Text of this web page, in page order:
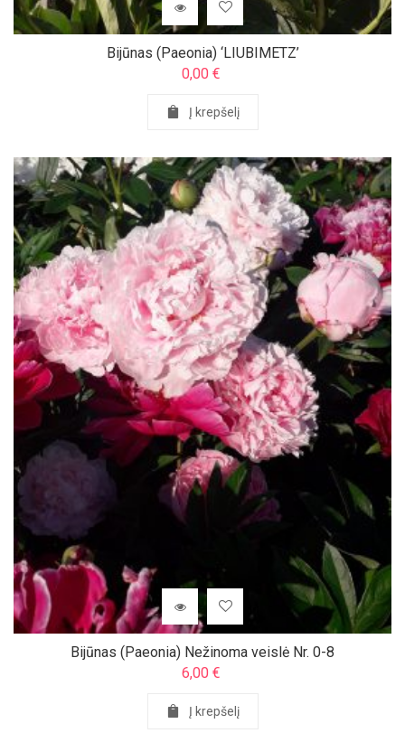
Bijūnas (Paeonia) ‘LIUBIMETZ’
0,00 €
Į krepšelį
Bijūnas (Paeonia) Nežinoma veislė Nr. 0-8
6,00 €
Į krepšelį